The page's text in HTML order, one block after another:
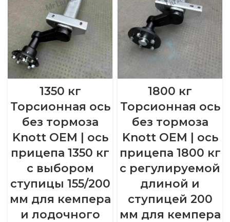
1350 кг
Торсионная ось
без тормоза
Knott OEM | ось
прицепа 1350 кг
с выбором
ступицы 155/200
мм для кемпера
и лодочного
1800 кг
Торсионная ось
без тормоза
Knott OEM | ось
прицепа 1800 кг
с регулируемой
длиной и
ступицей 200
мм для кемпера